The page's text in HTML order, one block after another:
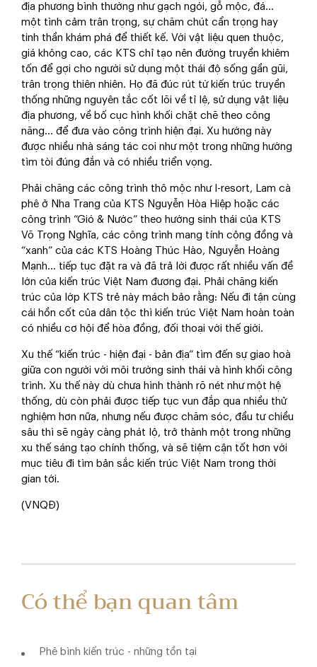
địa phương bình thường như gạch ngói, gỗ mộc, đá...
một tình cảm trân trọng, sự chăm chút cẩn trọng hay
tinh thần khám phá để thiết kế. Với vật liệu quen thuộc,
giá không cao, các KTS chỉ tạo nên đường truyền khiêm
tốn để gợi cho người sử dụng một thái độ sống gần gũi,
trân trọng thiên nhiên. Họ đã đúc rút từ kiến trúc truyền
thống những nguyên tắc cốt lõi về tỉ lệ, sử dụng vật liệu
địa phương, về bố cục hình khối chặt chẽ theo công
năng... để đưa vào công trình hiện đại. Xu hướng này
được nhiều nhà sáng tác coi như một trong những hướng
tìm tòi đúng đắn và có nhiều triển vọng.
Phải chăng các công trình thô mộc như I-resort, Lam cà
phê ở Nha Trang của KTS Nguyễn Hòa Hiệp hoặc các
công trình “Gió & Nước” theo hướng sinh thái của KTS
Võ Trọng Nghĩa, các công trình mang tính cộng đồng và
“xanh” của các KTS Hoàng Thúc Hào, Nguyễn Hoàng
Mạnh… tiếp tục đặt ra và đã trả lời được rất nhiều vấn đề
lớn của kiến trúc Việt Nam đương đại. Phải chăng kiến
trúc của lớp KTS trẻ này mách bảo rằng: Nếu đi tận cùng
cái hồn cốt của dân tộc thì kiến trúc Việt Nam hoàn toàn
có nhiều cơ hội để hòa đồng, đối thoại với thế giới.
Xu thế “kiến trúc - hiện đại - bản địa” tìm đến sự giao hoà
giữa con người với môi trường sinh thái và hình khối công
trình. Xu thế này dù chưa hình thành rõ nét như một hệ
thống, dù còn phải được tiếp tục vun đắp qua nhiều thử
nghiệm hơn nữa, nhưng nếu được chăm sóc, đầu tư chiều
sâu thì sẽ ngày càng phát lộ, trở thành một trong những
xu thế sáng tạo chính thống, và sẽ tiệm cận tốt hơn với
mục tiêu đi tìm bản sắc kiến trúc Việt Nam trong thời
gian tới.
(VNQĐ)
Có thể bạn quan tâm
Phê bình kiến trúc - những tồn tại